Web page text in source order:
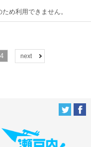
め利用できません。
4 next